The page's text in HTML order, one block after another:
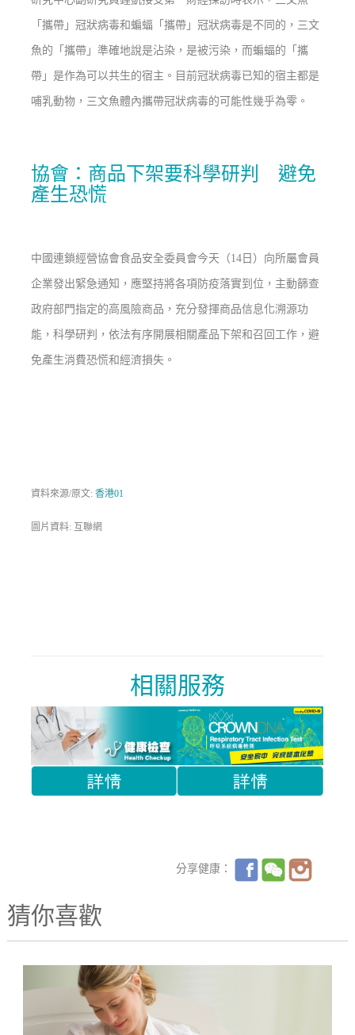
「攜帶」冠狀病毒和蝙蝠「攜帶」冠狀病毒是不同的，三文
魚的「攜帶」準確地說是沾染，是被污染，而蝙蝠的「攜
帶」是作為可以共生的宿主。目前冠狀病毒已知的宿主都是
哺乳動物，三文魚體內攜帶冠狀病毒的可能性幾乎為零。
協會：商品下架要科學研判 避免
產生恐慌
中國連鎖經營協會食品安全委員會今天（14日）向所屬會員
企業發出緊急通知，應堅持將各項防疫落實到位，主動篩查
政府部門指定的高風險商品，充分發揮商品信息化溯源功
能，科學研判，依法有序開展相關產品下架和召回工作，避
免產生消費恐慌和經濟損失。
資料來源/原文:香港01
圖片資料: 互聯網
相關服務
分享健康：
猜你喜歡